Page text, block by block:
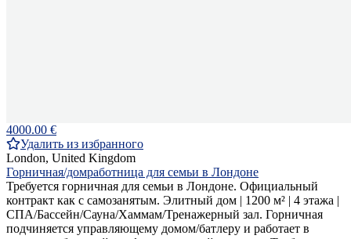
4000.00 €
Удалить из избранного
London, United Kingdom
Горничная/домработница для семьи в Лондоне
Требуется горничная для семьи в Лондоне. Официальный
контракт как с самозанятым. Элитный дом | 1200 м² | 4 этажа |
СПА/Бассейн/Сауна/Хаммам/Тренажерный зал. Горничная
подчиняется управляющему домом/батлеру и работает в